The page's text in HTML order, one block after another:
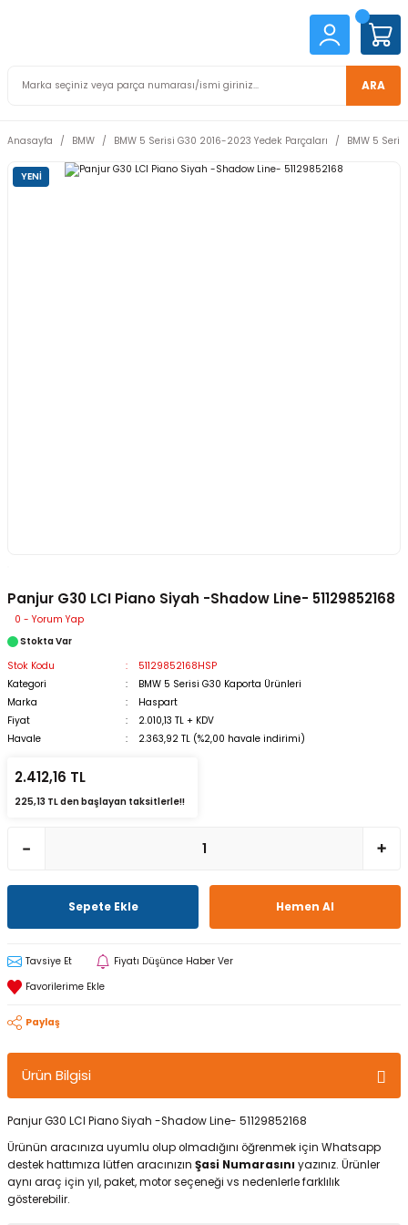
ARA
Anasayfa BMW BMW 5 Serisi G30 2016-2023 Yedek Parçaları BMW 5
YENİ
Panjur G30 LCI Piano Siyah -Shadow Line- 51129852168
0 - Yorum Yap
Stokta Var
Stok Kodu
51129852168HSP
Kategori
BMW 5 Serisi G30 Kaporta Ürünleri
Marka
Haspart
Fiyat
2.010,13 TL + KDV
Havale
2.363,92 TL (%2,00 havale indirimi)
2.412,16 TL
225,13 TL den başlayan taksitlerle!!
Sepete Ekle Hemen Al
Tavsiye Et Fiyatı Düşünce Haber Ver
Paylaş
Ürün Bilgisi
Panjur G30 LCI Piano Siyah -Shadow Line- 51129852168
Ürünün aracınıza uyumlu olup olmadığını öğrenmek için Whatsapp
destek hattımıza lütfen aracınızın Şasi Numarasını yazınız. Ürünler
aynı araç için yıl, paket, motor seçeneği vs nedenlerle farklılık
gösterebilir.